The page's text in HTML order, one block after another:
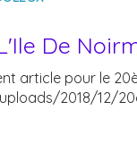
De
article pour le
2018/12/